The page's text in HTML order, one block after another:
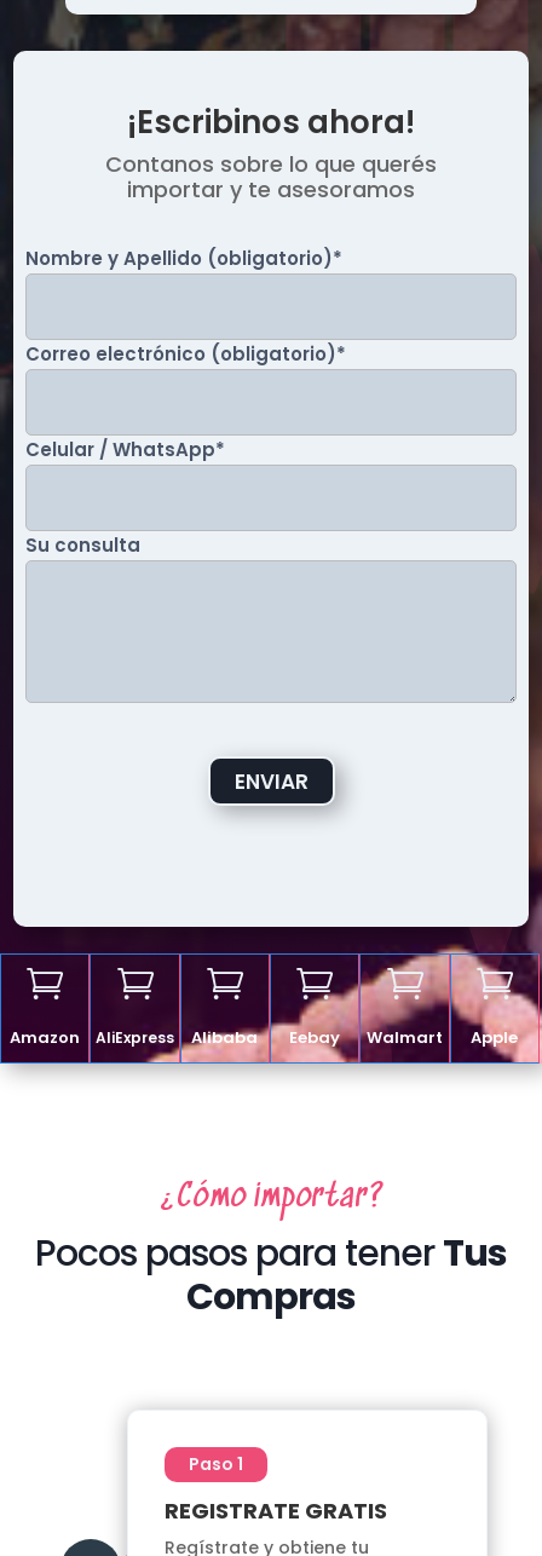
¡Escribinos ahora!
Contanos sobre lo que querés
importar y te asesoramos
Nombre y Apellido (obligatorio)*
Correo electrónico (obligatorio)*
Celular / WhatsApp*
Su consulta
ENVIAR

Amazon

AliExpress

Alibaba

Eebay

Walmart

Apple
¿Cómo importar?
Pocos pasos para tenerTus
Compras
Paso 1
REGISTRATE GRATIS
Regístrate y obtiene tu